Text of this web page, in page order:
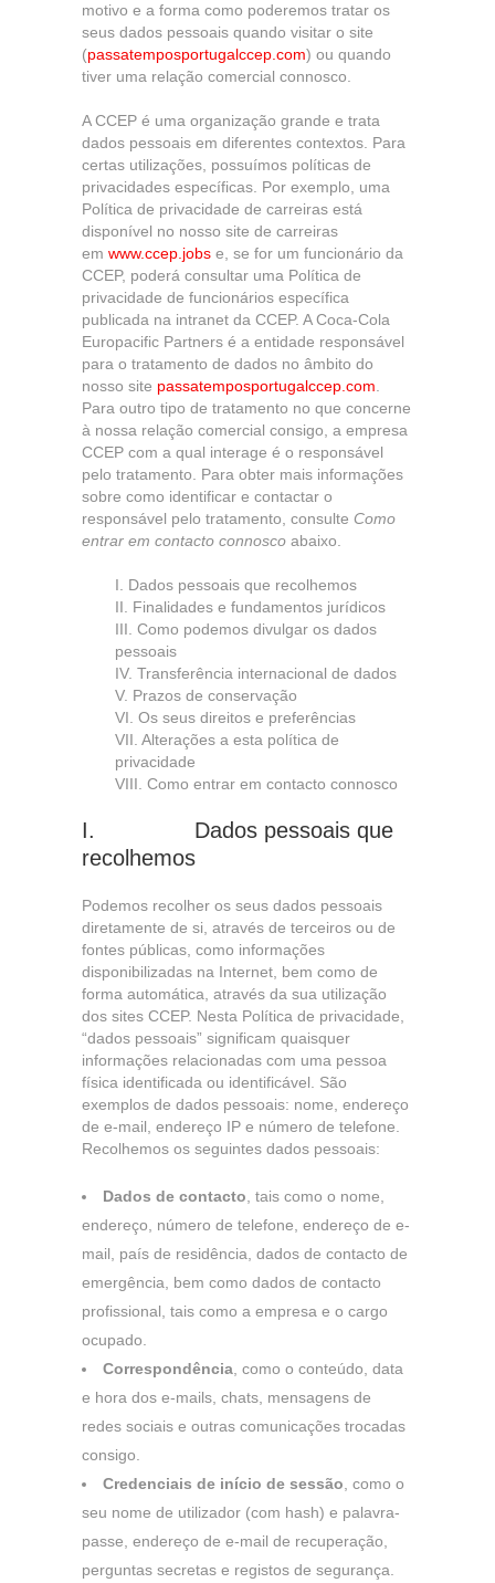
motivo e a forma como poderemos tratar os
seus dados pessoais quando visitar o site
(passatemposportugalccep.com) ou quando
tiver uma relação comercial connosco.
A CCEP é uma organização grande e trata
dados pessoais em diferentes contextos. Para
certas utilizações, possuímos políticas de
privacidades específicas. Por exemplo, uma
Política de privacidade de carreiras está
disponível no nosso site de carreiras
em www.ccep.jobs e, se for um funcionário da
CCEP, poderá consultar uma Política de
privacidade de funcionários específica
publicada na intranet da CCEP. A Coca-Cola
Europacific Partners é a entidade responsável
para o tratamento de dados no âmbito do
nosso site passatemposportugalccep.com
Para outro tipo de tratamento no que concerne
à nossa relação comercial consigo, a empresa
CCEP com a qual interage é o responsável
pelo tratamento. Para obter mais informações
sobre como identificar e contactar o
responsável pelo tratamento, consulte Como
entrar em contacto connosco abaixo.
I. Dados pessoais que recolhemos
II. Finalidades e fundamentos jurídicos
III. Como podemos divulgar os dados
pessoais
IV. Transferência internacional de dados
V. Prazos de conservação
VI. Os seus direitos e preferências
VII. Alterações a esta política de
privacidade
VIII. Como entrar em contacto connosco
I. Dados pessoais que
recolhemos
Podemos recolher os seus dados pessoais
diretamente de si, através de terceiros ou de
fontes públicas, como informações
disponibilizadas na Internet, bem como de
forma automática, através da sua utilização
dos sites CCEP. Nesta Política de privacidade,
“dados pessoais” significam quaisquer
informações relacionadas com uma pessoa
física identificada ou identificável. São
exemplos de dados pessoais: nome, endereço
de e-mail, endereço IP e número de telefone.
Recolhemos os seguintes dados pessoais:
Dados de contacto , tais como o nome,
endereço, número de telefone, endereço de e-
mail, país de residência, dados de contacto de
emergência, bem como dados de contacto
profissional, tais como a empresa e o cargo
ocupado.
Correspondência , como o conteúdo, data
e hora dos e-mails, chats, mensagens de
redes sociais e outras comunicações trocadas
consigo.
Credenciais de início de sessão , como o
seu nome de utilizador (com hash) e palavra-
passe, endereço de e-mail de recuperação,
perguntas secretas e registos de segurança.